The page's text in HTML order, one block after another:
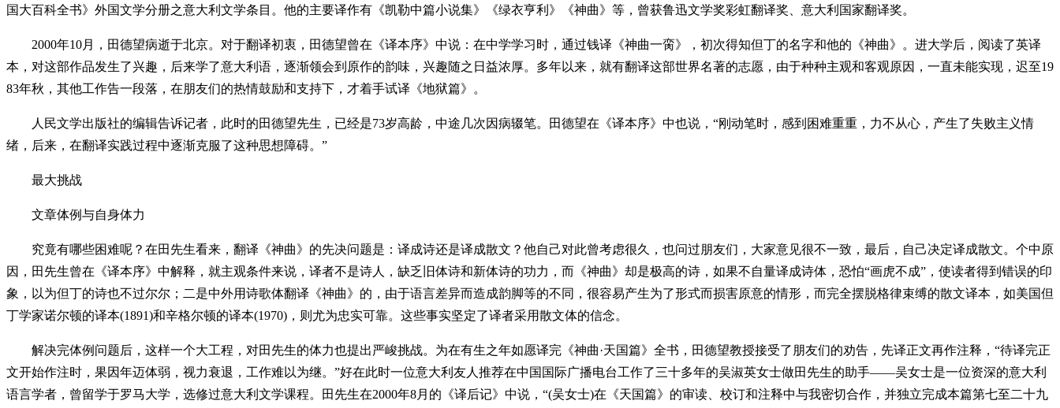
国大百科全书》外国文学分册之意大利文学条目。他的主要译作有《凯勒中篇小说集》《绿衣亨利》《神曲》等，曾获鲁迅文学奖彩虹翻译奖、意大利国家翻译奖。
2000年10月，田德望病逝于北京。对于翻译初衷，田德望曾在《译本序》中说：在中学学习时，通过钱译《神曲一脔》，初次得知但丁的名字和他的《神曲》。进大学后，阅读了英译
本，对这部作品发生了兴趣，后来学了意大利语，逐渐领会到原作的韵味，兴趣随之日益浓厚。多年以来，就有翻译这部世界名著的志愿，由于种种主观和客观原因，一直未能实现，迟至19
83年秋，其他工作告一段落，在朋友们的热情鼓励和支持下，才着手试译《地狱篇》。
人民文学出版社的编辑告诉记者，此时的田德望先生，已经是73岁高龄，中途几次因病辍笔。田德望在《译本序》中也说，“刚动笔时，感到困难重重，力不从心，产生了失败主义情
绪，后来，在翻译实践过程中逐渐克服了这种思想障碍。”
最大挑战
文章体例与自身体力
究竟有哪些困难呢？在田先生看来，翻译《神曲》的先决问题是：译成诗还是译成散文？他自己对此曾考虑很久，也问过朋友们，大家意见很不一致，最后，自己决定译成散文。个中原
因，田先生曾在《译本序》中解释，就主观条件来说，译者不是诗人，缺乏旧体诗和新体诗的功力，而《神曲》却是极高的诗，如果不自量译成诗体，恐怕“画虎不成”，使读者得到错误的印
象，以为但丁的诗也不过尔尔；二是中外用诗歌体翻译《神曲》的，由于语言差异而造成韵脚等的不同，很容易产生为了形式而损害原意的情形，而完全摆脱格律束缚的散文译本，如美国但
丁学家诺尔顿的译本(1891)和辛格尔顿的译本(1970)，则尤为忠实可靠。这些事实坚定了译者采用散文体的信念。
解决完体例问题后，这样一个大工程，对田先生的体力也提出严峻挑战。为在有生之年如愿译完《神曲·天国篇》全书，田德望教授接受了朋友们的劝告，先译正文再作注释，“待译完正
文开始作注时，果因年迈体弱，视力衰退，工作难以为继。”好在此时一位意大利友人推荐在中国国际广播电台工作了三十多年的吴淑英女士做田先生的助手——吴女士是一位资深的意大利
语言学者，曾留学于罗马大学，选修过意大利文学课程。田先生在2000年8月的《译后记》中说，“(吴女士)在《天国篇》的审读、校订和注释中与我密切合作，并独立完成本篇第七至二十九